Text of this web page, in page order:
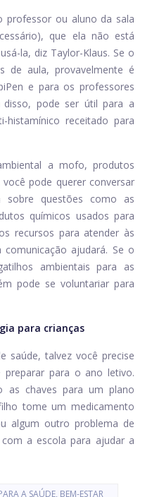
professor ou aluno da sala
que ela não está
la, diz Taylor-Klaus. Se o
de aula, provavelmente é
e para os professores
disso, pode ser útil para a
receitado para
a mofo, produtos
pode querer conversar
sobre questões como as
químicos usados ​​para
recursos para atender às
ajudará. Se o
ambientais para as
pode se voluntariar para
para crianças
saúde, talvez você precise
para o ano letivo.
as chaves para um plano
tome um medicamento
algum outro problema de
a escola para ajudar a
A SAÚDE, BEM-ESTAR